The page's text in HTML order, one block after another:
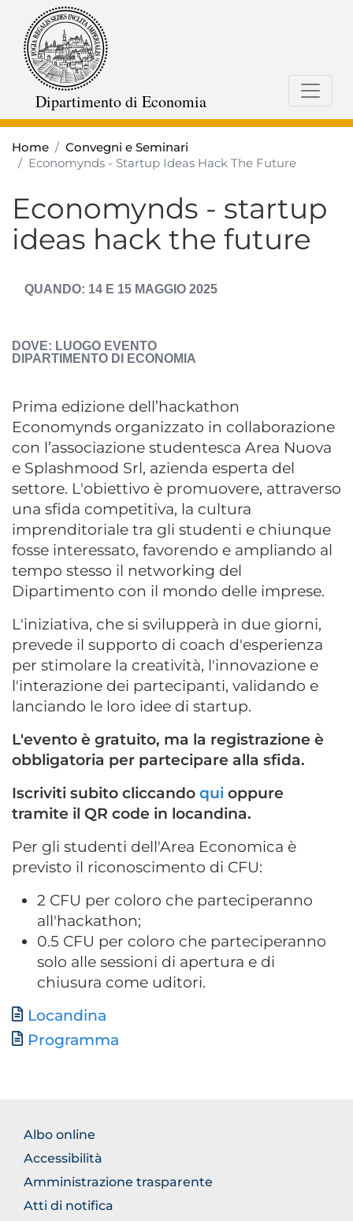
Dipartimento di Economia
Home
Convegni e Seminari
Economynds - Startup Ideas Hack The Future
Economynds - startup
ideas hack the future
DATA
14 E 15 MAGGIO 2025
LUOGO EVENTO
DIPARTIMENTO DI ECONOMIA
Prima edizione dell’hackathon
Economynds organizzato in collaborazione
con l’associazione studentesca Area Nuova
e Splashmood Srl, azienda esperta del
settore. L'obiettivo è promuovere, attraverso
una sfida competitiva, la cultura
imprenditoriale tra gli studenti e chiunque
fosse interessato, favorendo e ampliando al
tempo stesso il networking del
Dipartimento con il mondo delle imprese.
L'iniziativa, che si svilupperà in due giorni,
prevede il supporto di coach d'esperienza
per stimolare la creatività, l'innovazione e
l'interazione dei partecipanti, validando e
lanciando le loro idee di startup.
L'evento è gratuito, ma la registrazione è
obbligatoria per partecipare alla sfida.
Iscriviti subito cliccando qui oppure
tramite il QR code in locandina.
Per gli studenti dell'Area Economica è
previsto il riconoscimento di CFU:
2 CFU per coloro che parteciperanno
all'hackathon;
0.5 CFU per coloro che parteciperanno
solo alle sessioni di apertura e di
chiusura come uditori.
Documento
Locandina
Documento
Programma
FOOTER
NORMATIVA
Albo online
Accessibilità
Amministrazione trasparente
Atti di notifica